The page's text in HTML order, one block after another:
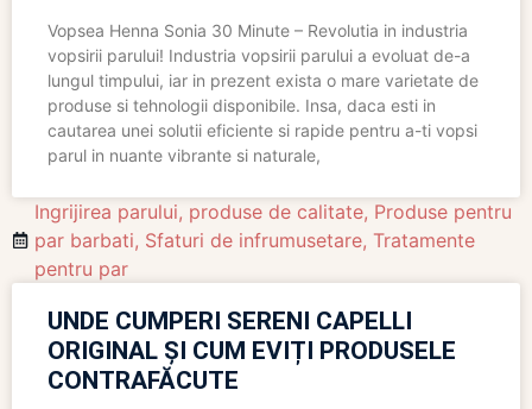
Vopsea Henna Sonia 30 Minute – Revolutia in industria
vopsirii parului! Industria vopsirii parului a evoluat de-a
lungul timpului, iar in prezent exista o mare varietate de
produse si tehnologii disponibile. Insa, daca esti in
cautarea unei solutii eficiente si rapide pentru a-ti vopsi
parul in nuante vibrante si naturale,
Ingrijirea parului, produse de calitate, Produse pentru
par barbati, Sfaturi de infrumusetare, Tratamente
pentru par
UNDE CUMPERI SERENI CAPELLI
ORIGINAL ȘI CUM EVIȚI PRODUSELE
CONTRAFĂCUTE